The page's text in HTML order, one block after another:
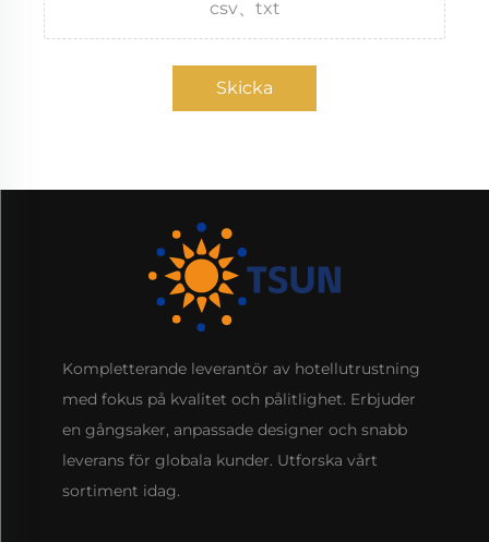
csv、txt
Skicka
Kompletterande leverantör av hotellutrustning
med fokus på kvalitet och pålitlighet. Erbjuder
en gångsaker, anpassade designer och snabb
leverans för globala kunder. Utforska vårt
sortiment idag.